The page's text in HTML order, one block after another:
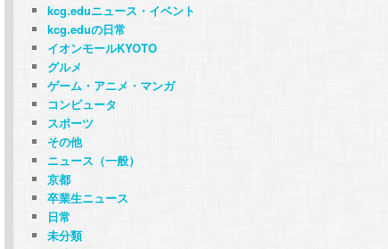
kcg.eduニュース・イベント
kcg.eduの日常
イオンモールKYOTO
グルメ
ゲーム・アニメ・マンガ
コンピュータ
スポーツ
その他
ニュース（一般）
京都
卒業生ニュース
日常
未分類